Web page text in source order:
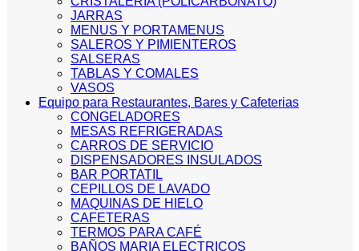
JARRAS
MENUS Y PORTAMENUS
SALEROS Y PIMIENTEROS
SALSERAS
TABLAS Y COMALES
VASOS
Equipo para Restaurantes, Bares y Cafeterias
CONGELADORES
MESAS REFRIGERADAS
CARROS DE SERVICIO
DISPENSADORES INSULADOS
BAR PORTATIL
CEPILLOS DE LAVADO
MAQUINAS DE HIELO
CAFETERAS
TERMOS PARA CAFÉ
BAÑOS MARIA ELECTRICOS